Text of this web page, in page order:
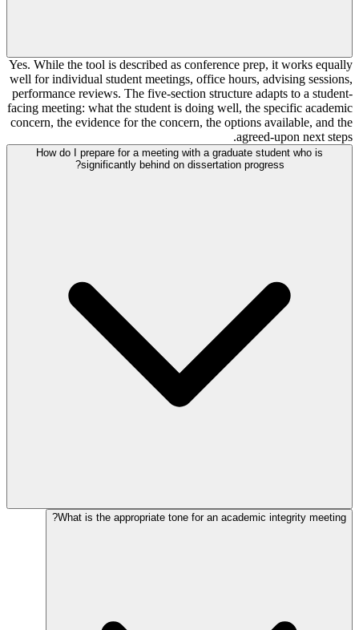
Yes. While the tool is described as conference prep, it works equally
well for individual student meetings, office hours, advising sessions,
performance reviews. The five-section structure adapts to a student-
facing meeting: what the student is doing well, the specific academic
concern, the evidence for the concern, the options available, and the
agreed-upon next steps.
How do I prepare for a meeting with a graduate student who is
significantly behind on dissertation progress?
What is the appropriate tone for an academic integrity meeting?